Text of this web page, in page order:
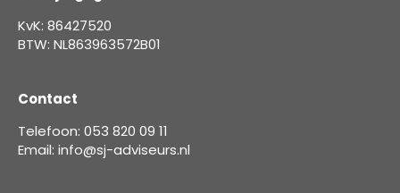
KvK: 86427520
BTW: NL863963572B01
Contact
Telefoon: 053 820 09 11
Email: info@sj-adviseurs.nl